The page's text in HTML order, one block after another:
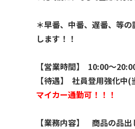
＊早番、中番、遅番、等
します！！
【営業時間】 10:00〜
【待遇】 社員登用強化中
マイカー通勤可！！！
【業務内容】 商品の品